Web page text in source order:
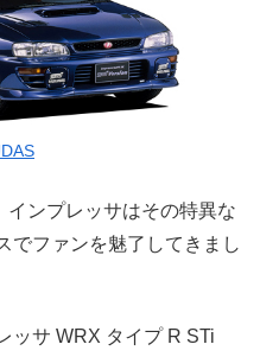
ンプレッサはその特異な
でファンを魅了してきまし
ッサ WRX タイプ R STi